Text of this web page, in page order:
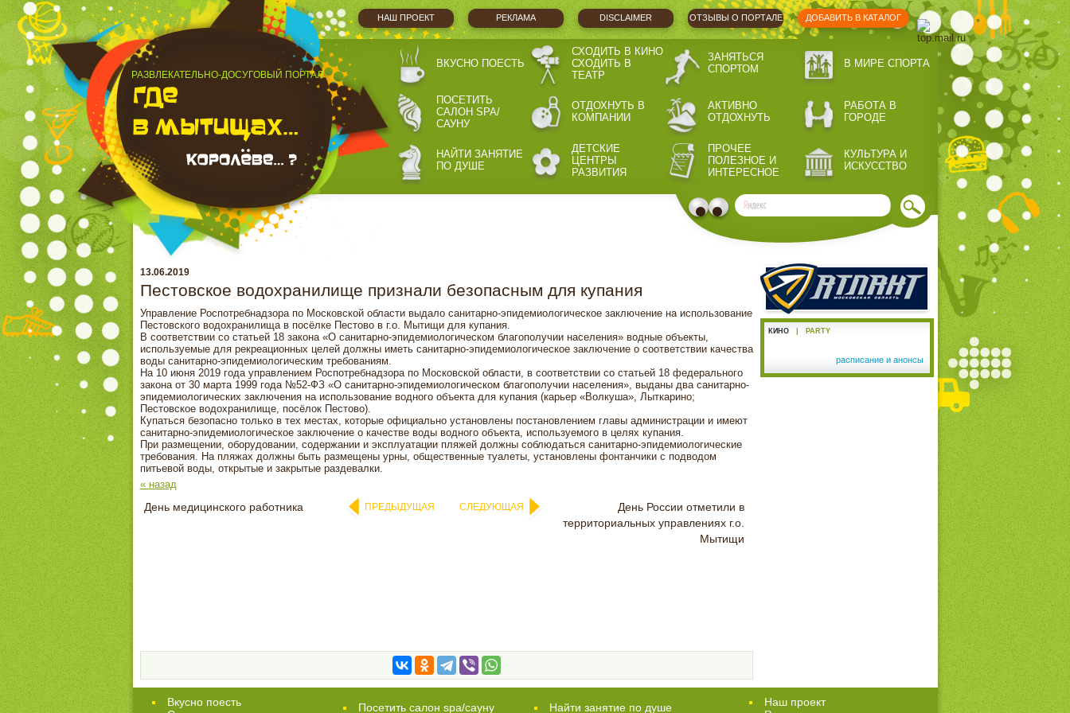
НАШ ПРОЕКТ РЕКЛАМА DISCLAIMER ОТЗЫВЫ О ПОРТАЛЕ ДОБАВИТЬ В КАТАЛОГ
РАЗВЛЕКАТЕЛЬНО-ДОСУГОВЫЙ ПОРТАЛ
ВКУСНО ПОЕСТЬ
СХОДИТЬ В КИНО
СХОДИТЬ В
ТЕАТР
ЗАНЯТЬСЯ
СПОРТОМ
В МИРЕ СПОРТА
ПОСЕТИТЬ
САЛОН SPA/
САУНУ
ОТДОХНУТЬ В
КОМПАНИИ
АКТИВНО
ОТДОХНУТЬ
РАБОТА В
ГОРОДЕ
НАЙТИ ЗАНЯТИЕ
ПО ДУШЕ
ДЕТСКИЕ
ЦЕНТРЫ
РАЗВИТИЯ
ПРОЧЕЕ
ПОЛЕЗНОЕ И
ИНТЕРЕСНОЕ
КУЛЬТУРА И
ИСКУССТВО
13.06.2019
Пестовское водохранилище признали безопасным для купания
Управление Роспотребнадзора по Московской области выдало санитарно-эпидемиологическое заключение на использование
Пестовского водохранилища в посёлке Пестово в г.о. Мытищи для купания.
В соответствии со статьей 18 закона «О санитарно-эпидемиологическом благополучии населения» водные объекты,
используемые для рекреационных целей должны иметь санитарно-эпидемиологическое заключение о соответствии качества
воды санитарно-эпидемиологическим требованиям.
На 10 июня 2019 года управлением Роспотребнадзора по Московской области, в соответствии со статьей 18 федерального
закона от 30 марта 1999 года №52-ФЗ «О санитарно-эпидемиологическом благополучии населения», выданы два санитарно-
эпидемиологических заключения на использование водного объекта для купания (карьер «Волкуша», Лыткарино;
Пестовское водохранилище, посёлок Пестово).
Купаться безопасно только в тех местах, которые официально установлены постановлением главы администрации и имеют
санитарно-эпидемиологическое заключение о качестве воды водного объекта, используемого в целях купания.
При размещении, оборудовании, содержании и эксплуатации пляжей должны соблюдаться санитарно-эпидемиологические
требования. На пляжах должны быть размещены урны, общественные туалеты, установлены фонтанчики с подводом
питьевой воды, открытые и закрытые раздевалки.
« назад
День медицинского работника ПРЕДЫДУЩАЯ СЛЕДУЮЩАЯ
День России отметили в
территориальных управлениях г.о.
Мытищи
КИНО PARTY
расписание и анонсы
Вкусно поесть
Посетить салон spa/сауну Найти занятие по душе
Наш проект